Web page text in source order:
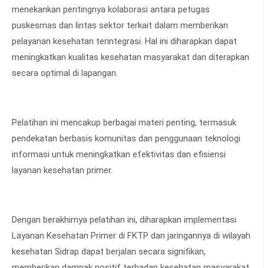
menekankan pentingnya kolaborasi antara petugas
puskesmas dan lintas sektor terkait dalam memberikan
pelayanan kesehatan terintegrasi. Hal ini diharapkan dapat
meningkatkan kualitas kesehatan masyarakat dan diterapkan
secara optimal di lapangan.
Pelatihan ini mencakup berbagai materi penting, termasuk
pendekatan berbasis komunitas dan penggunaan teknologi
informasi untuk meningkatkan efektivitas dan efisiensi
layanan kesehatan primer.
Dengan berakhirnya pelatihan ini, diharapkan implementasi
Layanan Kesehatan Primer di FKTP dan jaringannya di wilayah
kesehatan Sidrap dapat berjalan secara signifikan,